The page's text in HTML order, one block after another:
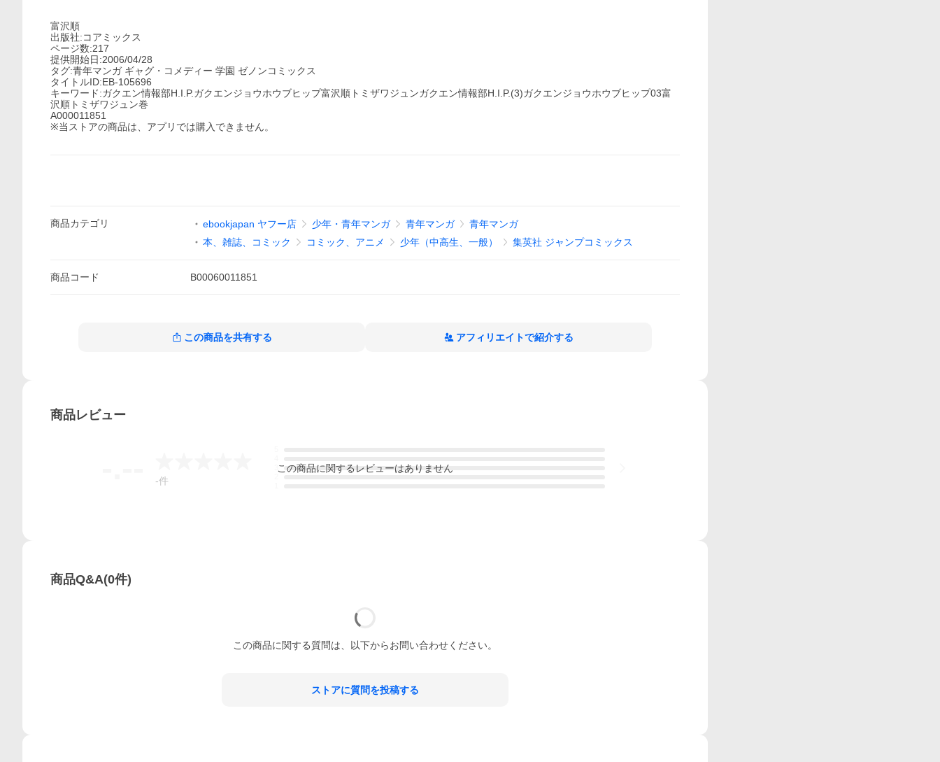
富沢順
出版社:コアミックス
ページ数:217
提供開始日:2006/04/28
タグ:青年マンガ ギャグ・コメディー 学園 ゼノンコミックス
タイトルID:EB-105696
キーワード:ガクエン情報部H.I.P.ガクエンジョウホウブヒップ富沢順トミザワジュンガクエン情報部H.I.P.(3)ガクエンジョウホウブヒップ03富
沢順トミザワジュン巻
A000011851
※当ストアの商品は、アプリでは購入できません。
商品カテゴリ ebookjapan ヤフー店 少年・青年マンガ 青年マンガ
青年マンガ
本、雑誌、コミック
コミック、アニメ 少年（中高生、一般） 集英社 ジャンプコミックス
商品コード B00060011851
この商品を共有する アフィリエイトで紹介する
商品レビュー
-件
この商品に関するレビューはありません
商品Q&A(0件)
この商品に関する質問は、以下からお問い合わせください。
ストアに質問を投稿する